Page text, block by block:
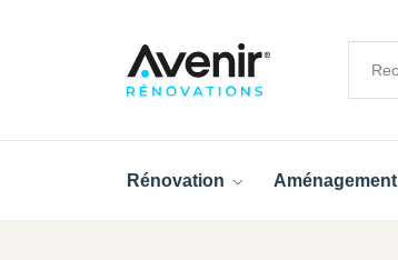
Rénovation Aménagement